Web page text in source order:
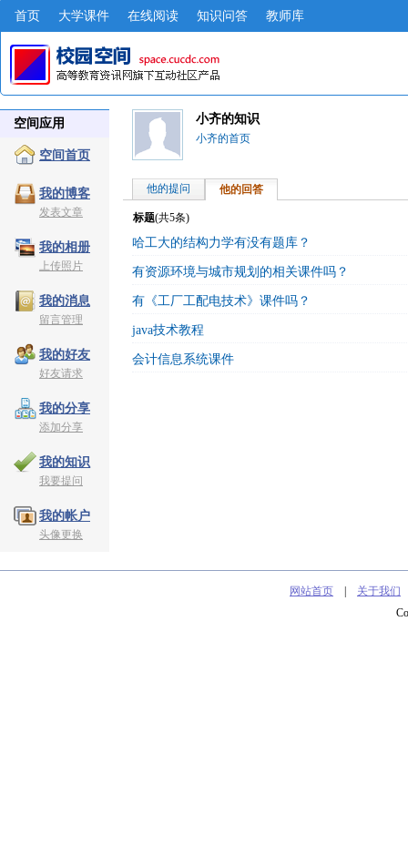
首页 大学课件 在线阅读 知识问答 教师库
空间应用
空间首页
我的博客
发表文章
我的相册
上传照片
我的消息
留言管理
我的好友
好友请求
我的分享
添加分享
我的知识
我要提问
我的帐户
头像更换
小齐的知识
小齐的首页
他的提问 他的回答
标题(共5条)
哈工大的结构力学有没有题库？
有资源环境与城市规划的相关课件吗？
有《工厂工配电技术》课件吗？
java技术教程
会计信息系统课件
网站首页 关于我们